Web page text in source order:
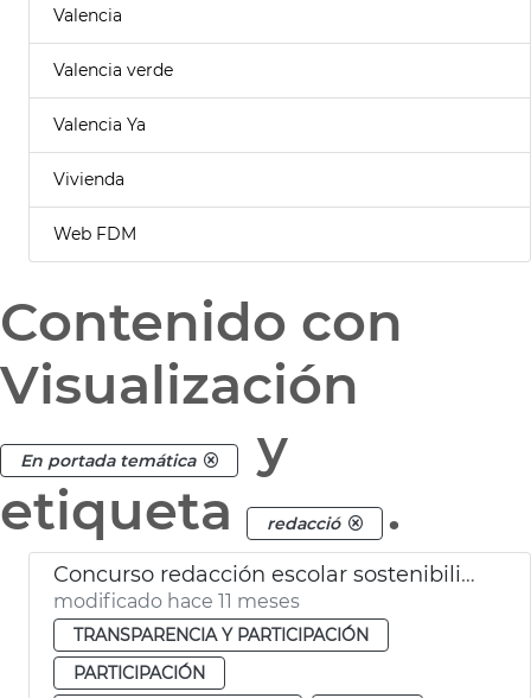
Valencia
Valencia verde
Valencia Ya
Vivienda
Web FDM
Contenido con
Visualización
En portada temática
y
etiqueta
redacció .
Concurso redacción escolar sostenibilidad Junta Municipal Patraix
modificado hace 11 meses
TRANSPARENCIA Y PARTICIPACIÓN
PARTICIPACIÓN